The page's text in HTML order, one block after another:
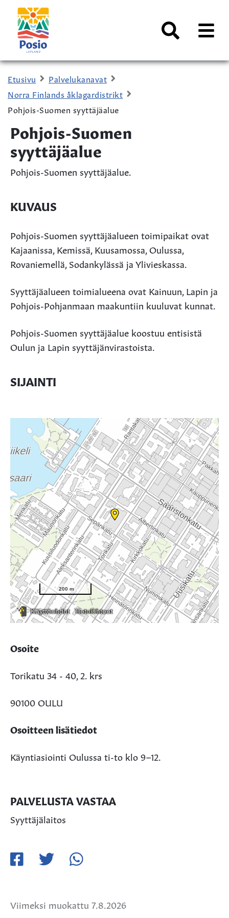
Siirry sisältöön
Kaupungin
logo
AVAA
Etusivu
Palvelukanavat
Norra Finlands åklagardistrikt
Pohjois-Suomen syyttäjäalue
Pohjois-Suomen
syyttäjäalue
Pohjois-Suomen syyttäjäalue.
KUVAUS
Pohjois-Suomen syyttäjäalueen toimipaikat ovat
Kajaanissa, Kemissä, Kuusamossa, Oulussa,
Rovaniemellä, Sodankylässä ja Ylivieskassa.
Syyttäjäalueen toimialueena ovat Kainuun, Lapin ja
Pohjois-Pohjanmaan maakuntiin kuuluvat kunnat.
Pohjois-Suomen syyttäjäalue koostuu entisistä
Oulun ja Lapin syyttäjänvirastoista.
SIJAINTI
Osoite
Torikatu 34 - 40, 2. krs
90100 OULU
Osoitteen lisätiedot
Käyntiasiointi Oulussa ti-to klo 9–12.
PALVELUSTA VASTAA
Syyttäjälaitos
Viimeksi muokattu 7.8.2026